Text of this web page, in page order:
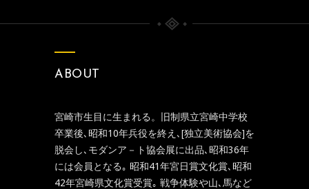
ABOUT
宮崎市生目に生まれる。旧制県立宮崎中学校
卒業後､昭和10年兵役を終え､[独立美術協会]を
脱会し､モダンア－ト協会展に出品､昭和36年
には会員となる｡ 昭和41年宮日賞文化賞､昭和
42年宮崎県文化賞受賞｡ 戦争体験や山､馬など